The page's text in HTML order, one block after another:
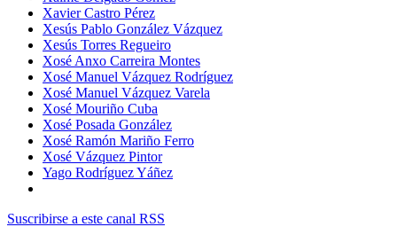
Xavier Castro Pérez
Xesús Pablo González Vázquez
Xesús Torres Regueiro
Xosé Anxo Carreira Montes
Xosé Manuel Vázquez Rodríguez
Xosé Manuel Vázquez Varela
Xosé Mouriño Cuba
Xosé Posada González
Xosé Ramón Mariño Ferro
Xosé Vázquez Pintor
Yago Rodríguez Yáñez
Suscribirse a este canal RSS